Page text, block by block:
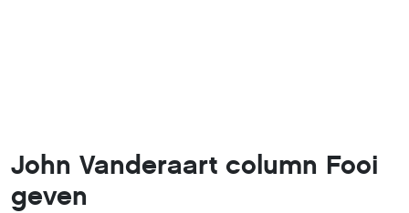
John Vanderaart column Fooi
geven